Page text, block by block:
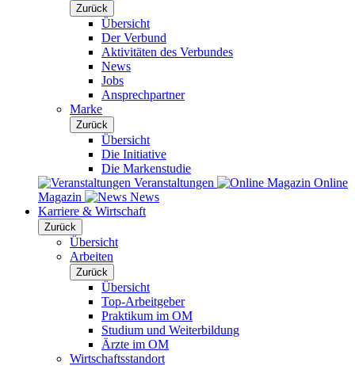
Zurück
Übersicht
Der Verbund
Aktivitäten des Verbundes
News
Jobs
Ansprechpartner
Marke
Zurück
Übersicht
Die Initiative
Die Markenstudie
Veranstaltungen
Online
Magazin
News
Karriere & Wirtschaft
Zurück
Übersicht
Arbeiten
Zurück
Übersicht
Top-Arbeitgeber
Praktikum im OM
Studium und Weiterbildung
Ärzte im OM
Wirtschaftsstandort